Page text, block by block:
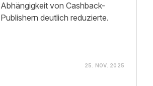
Abhängigkeit von Cashback-
Publishern deutlich reduzierte.
25. NOV. 2025